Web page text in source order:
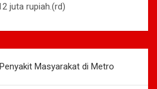
juta rupiah.(rd)
Masyarakat di Metro